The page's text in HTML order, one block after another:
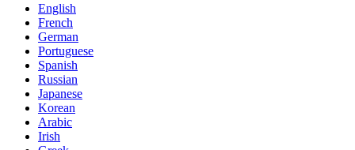
English
French
German
Portuguese
Spanish
Russian
Japanese
Korean
Arabic
Irish